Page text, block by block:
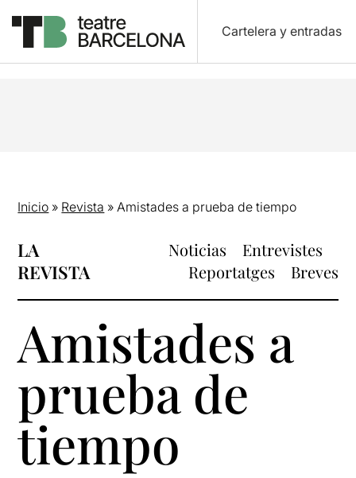
Cartelera y entradas
Inicio » Revista »Amistades a prueba de tiempo
LA
REVISTA
Noticias
Entrevistes
Reportatges
Breves
Amistades a
prueba de
tiempo